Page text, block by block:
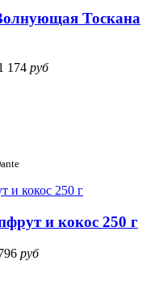
Тоскана
174 руб
и кокос 250 г
руб